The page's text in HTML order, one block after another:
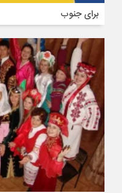
برای جنوب